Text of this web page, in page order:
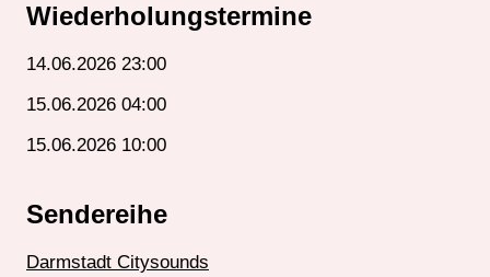
Wiederholungstermine
14.06.2026 23:00
15.06.2026 04:00
15.06.2026 10:00
Sendereihe
Darmstadt Citysounds